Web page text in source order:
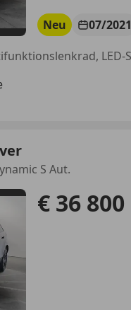
Neu 07/2021
S Aut.
€ 36 800